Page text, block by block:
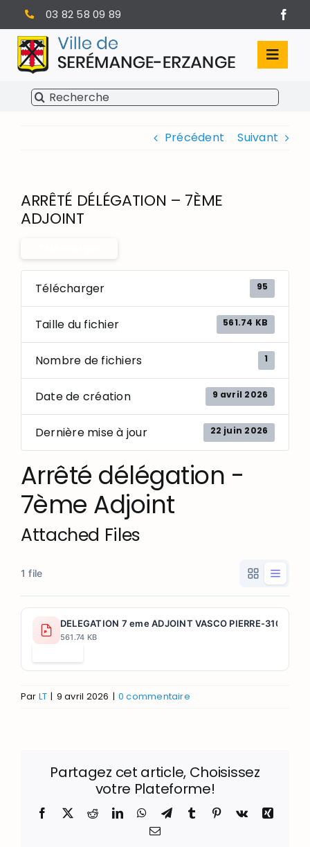
Passer
au
contenu
03 82 58 09 89
SÉRÉMANGE-ERZANGE
INFOS PRATIQUES
Rechercher:
Précédent Suivant
ARRÊTÉ DÉLÉGATION – 7ÈME
ADJOINT
Télécharger 95
Taille du fichier 561.74 KB
Nombre de fichiers 1
Date de création 9 avril 2026
Dernière mise à jour 22 juin 2026
Arrêté délégation -
7ème Adjoint
Attached Files
1 file
DELEGATION 7 eme ADJOINT VASCO PIERRE-
561.74 KB
Par LT | 9 avril 2026 | 0 commentaire
Partagez cet article, Choisissez
votre Plateforme!
Facebook
X RedditLinkedInWhatsApp
TelegramTumblr Pinterest
Vk
Xing
Email